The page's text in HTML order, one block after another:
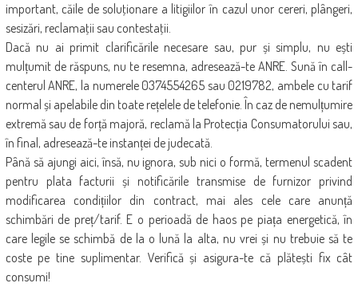
important, căile de soluţionare a litigiilor în cazul unor cereri, plângeri,
sesizări, reclamaţii sau contestaţii.
Dacă nu ai primit clarificările necesare sau, pur și simplu, nu ești
mulțumit de răspuns, nu te resemna, adresează-te ANRE. Sună în call-
centerul ANRE, la numerele 0374554265 sau 0219782, ambele cu tarif
normal și apelabile din toate rețelele de telefonie. În caz de nemulțumire
extremă sau de forță majoră, reclamă la Protecția Consumatorului sau,
în final, adresează-te instanței de judecată.
Până să ajungi aici, însă, nu ignora, sub nici o formă, termenul scadent
pentru plata facturii și notificările transmise de furnizor privind
modificarea condițiilor din contract, mai ales cele care anunță
schimbări de preț/tarif. E o perioadă de haos pe piața energetică, în
care legile se schimbă de la o lună la alta, nu vrei și nu trebuie să te
coste pe tine suplimentar. Verifică și asigura-te că plătești fix cât
consumi!